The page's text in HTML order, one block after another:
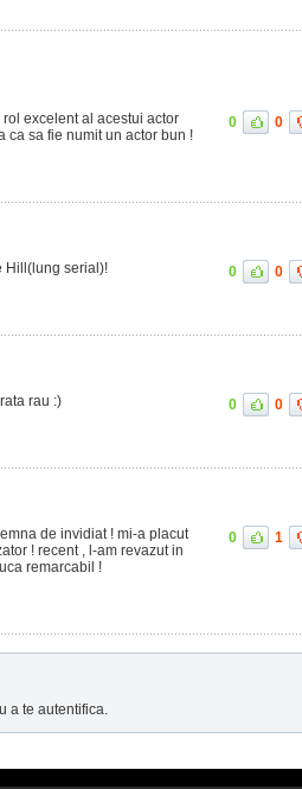
excelent al acestui actor
ca sa fie numit un actor bun !
0 0
Hill(lung serial)! 0 0
rau :) 0 0
de invidiat ! mi-a placut
! recent , l-am revazut in
remarcabil !
0 1
a te autentifica.